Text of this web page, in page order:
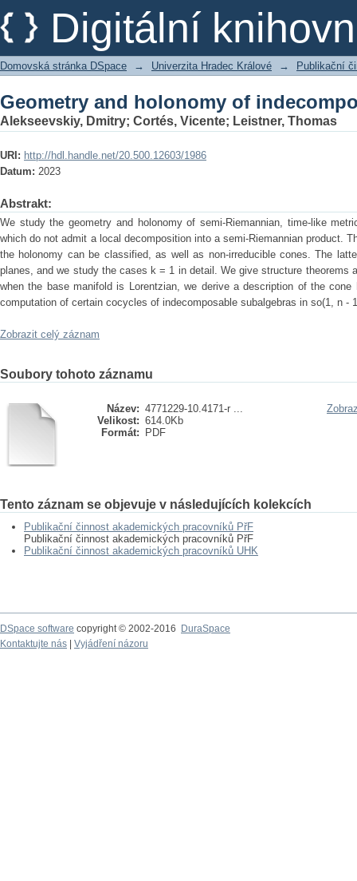
Digitální
Geometry and holonomy of
Domovská stránka DSpace → Univerzita Hradec Králové → Publikační
Geometry and holonomy of
Alekseevskiy, Dmitry; Cortés, Vicente; Leistner, Thomas
URI: http://hdl.handle.net/20.500.12603/1986
Datum: 2023
Abstrakt:
We study the geometry and holonomy of semi-Riemannian, time-like
which do not admit a local decomposition into a semi-Riemannian product.
the holonomy can be classified, as well as non-irreducible cones. The
planes, and we study the cases k = 1 in detail. We give structure theorems
when the base manifold is Lorentzian, we derive a description of the
computation of certain cocycles of indecomposable subalgebras in so(1, n -
Zobrazit celý záznam
Soubory tohoto záznamu
Název: 4771229-10.4171-r ...
Velikost: 614.0Kb
Formát:
PDF
Tento záznam se objevuje v následujících kolekcích
Publikační činnost akademických pracovníků PřF
Publikační činnost akademických pracovníků PřF
Publikační činnost akademických pracovníků UHK
DSpace software copyright © 2002-2016
DuraSpace
Kontaktujte nás
Vyjádření názoru